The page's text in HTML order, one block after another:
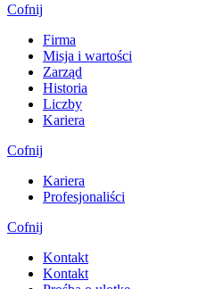
Cofnij
Firma
Misja i wartości
Zarząd
Historia
Liczby
Kariera
Cofnij
Kariera
Profesjonaliści
Cofnij
Kontakt
Kontakt